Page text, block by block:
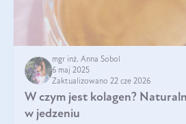
mgr inż. Anna Sobol
6 maj 2025
Zaktualizowano 22 cze 2026
W czym jest kolagen?
w jedzeniu